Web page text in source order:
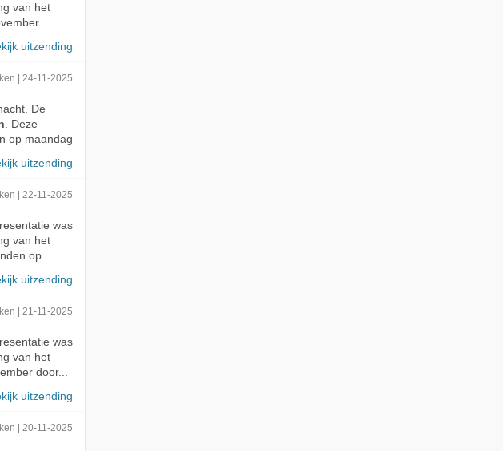
van het
uitzending
| 24-11-2025
De
. Deze
op maandag
uitzending
| 22-11-2025
was
van het
op...
uitzending
| 21-11-2025
was
van het
door...
uitzending
| 20-11-2025